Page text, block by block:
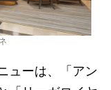
ューは、「アン